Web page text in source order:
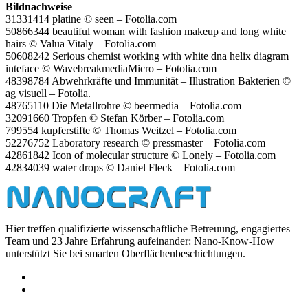
Bild­nach­wei­se
31331414 pla­ti­ne © seen – Fotolia.​com
50866344 be­au­ti­ful woman with fa­shion ma­keup and long white
hairs © Valua Vi­ta­ly – Fotolia.​com
50608242 Se­rious che­mist wor­king with white dna helix dia­gram
in­te­face © Wa­ve­bre­ak­me­dia­Micro – Fotolia.​com
48398784 Ab­wehr­kräf­te und Im­mu­ni­tät – Il­lus­tra­ti­on Bak­te­ri­en ©
ag vi­su­ell – Fo­to­lia.
48765110 Die Me­tall­roh­re © beer­me­dia – Fotolia.​com
32091660 Trop­fen © Ste­fan Kör­ber – Fotolia.​com
799554 kup­fer­stif­te © Tho­mas Weit­zel – Fotolia.​com
52276752 La­bo­ra­to­ry re­se­arch © press­mas­ter – Fotolia.​com
42861842 Icon of mole­cu­lar struc­tu­re © Lo­nely – Fotolia.​com
42834039 water drops © Da­ni­el Fleck – Fotolia.​com
Hier treffen qualifizierte wissenschaftliche Betreuung, engagiertes
Team und 23 Jahre Erfahrung aufeinander: Nano-Know-How
unterstützt Sie bei smarten Oberflächenbeschichtungen.